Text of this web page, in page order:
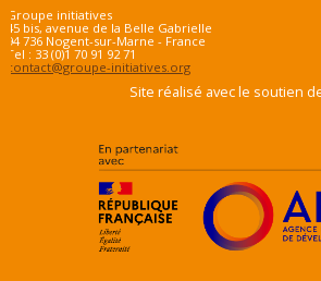
Groupe initiatives
45 bis, avenue de la Belle Gabrielle
94 736 Nogent-sur-Marne - France
Tel : 33 (0)1 70 91 92 71
contact@groupe-initiatives.org
Site réalisé avec le soutien